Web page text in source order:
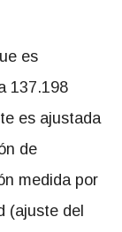
es
137.198
es ajustada
de
medida por
(ajuste del